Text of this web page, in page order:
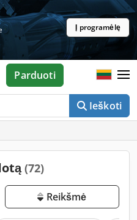
Į programėlę
Ieškoti
Parduoti
(72)
Reikšmė